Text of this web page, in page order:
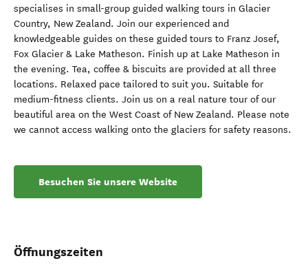
specialises in small-group guided walking tours in Glacier
Country, New Zealand. Join our experienced and
knowledgeable guides on these guided tours to Franz Josef,
Fox Glacier & Lake Matheson. Finish up at Lake Matheson in
the evening. Tea, coffee & biscuits are provided at all three
locations. Relaxed pace tailored to suit you. Suitable for
medium-fitness clients. Join us on a real nature tour of our
beautiful area on the West Coast of New Zealand. Please note
we cannot access walking onto the glaciers for safety reasons.
Besuchen Sie unsere Website
Öffnungszeiten